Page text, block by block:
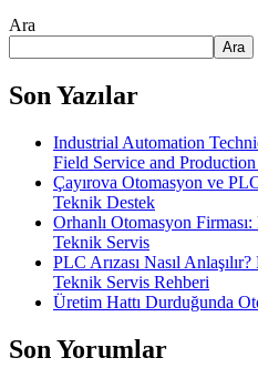
Ara
Ara
Son Yazılar
Industrial Automation
Field Service and
Çayırova Otomasyon ve
Teknik Destek
Orhanlı Otomasyon
Teknik Servis
PLC Arızası Nasıl
Teknik Servis Rehberi
Üretim Hattı Durduğunda
Son Yorumlar